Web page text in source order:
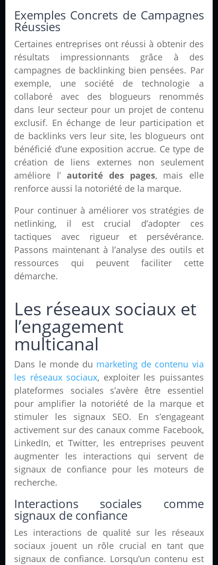
Exemples Concrets de Campagnes
Réussies
Certaines entreprises ont réussi à obtenir des
résultats impressionnants grâce à des
campagnes de backlinking bien pensées. Par
exemple, une société de technologie a
collaboré avec des blogueurs renommés
dans leur secteur pour un projet de contenu
exclusif. En échange de leur participation et
de backlinks vers leur site, les blogueurs ont
bénéficié d’une exposition accrue. Ce type de
création de liens externes non seulement
améliore l’ autorité des pages, mais elle
renforce aussi la notoriété de la marque.
Pour continuer à améliorer vos stratégies de
netlinking, il est crucial d’adopter ces
tactiques avec rigueur et persévérance.
Passons maintenant à l’analyse des outils et
ressources qui peuvent faciliter cette
démarche.
Les réseaux sociaux et
l’engagement
multicanal
Dans le monde du marketing de contenu via
les réseaux sociaux, exploiter les puissantes
plateformes sociales s’avère être essentiel
pour amplifier la notoriété de la marque et
stimuler les signaux SEO. En s’engageant
activement sur des canaux comme Facebook,
LinkedIn, et Twitter, les entreprises peuvent
augmenter les interactions qui servent de
signaux de confiance pour les moteurs de
recherche.
Interactions sociales comme
signaux de confiance
Les interactions de qualité sur les réseaux
sociaux jouent un rôle crucial en tant que
signaux de confiance. Lorsqu’un contenu est